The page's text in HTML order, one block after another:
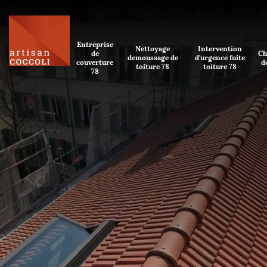
Entreprise
de
couverture
78
Nettoyage
demoussage de
toiture 78
Intervention
d'urgence fuite
toiture 78